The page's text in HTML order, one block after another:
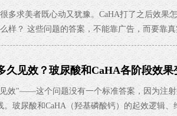
2026-07-28
多求美者既心动又犹豫。CaHA打了之后效果
样？ 这些问题的答案，不能靠广告，而要靠
久见效？玻尿酸和CaHA各阶段效果
效"——这个问题没有一个标准答案，因为注
。玻尿酸和CaHA（羟基磷酸钙）的起效逻辑、